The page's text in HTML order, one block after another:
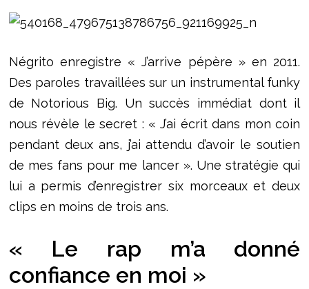
Négrito enregistre « J’arrive pépère » en 2011.
Des paroles travaillées sur un instrumental funky
de Notorious Big. Un succès immédiat dont il
nous révèle le secret : « J’ai écrit dans mon coin
pendant deux ans, j’ai attendu d’avoir le soutien
de mes fans pour me lancer ». Une stratégie qui
lui a permis d’enregistrer six morceaux et deux
clips en moins de trois ans.
« Le rap m’a donné
confiance en moi »